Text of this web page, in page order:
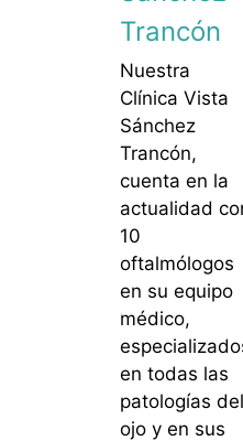
Trancón
Nuestra
Clínica Vista
Sánchez
Trancón,
cuenta en la
actualidad
10
oftalmólogos
en su equipo
médico,
en todas las
patologías del
ojo y en sus